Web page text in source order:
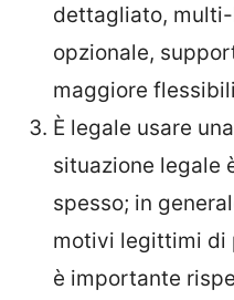
dettagliato,
opzionale,
maggiore
È legale usare
situazione legale
spesso; in
motivi legittimi di
è importante